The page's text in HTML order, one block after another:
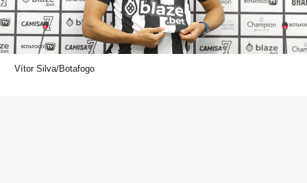
Vítor Silva/Botafogo